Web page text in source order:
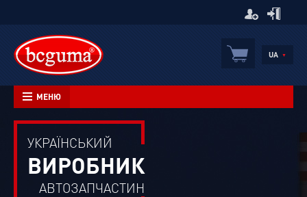
UA ▼
МЕНЮ
УКРАЇНСЬКИЙ
ВИРОБНИК
АВТОЗАПЧАСТИН